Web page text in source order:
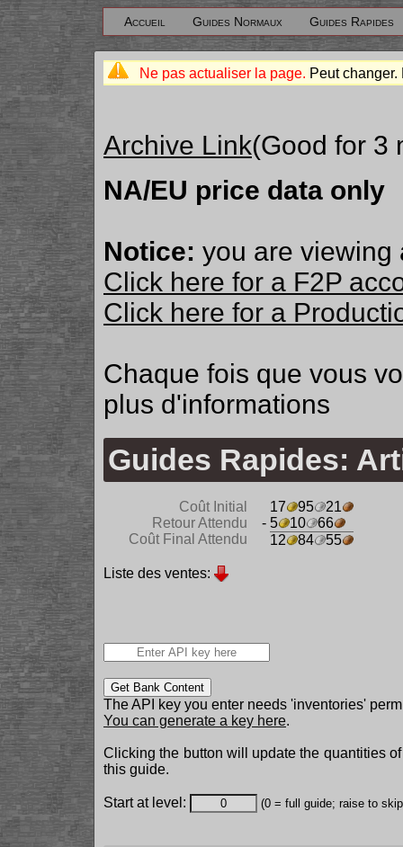
Accueil Guides Normaux Guides Rapides
Ne pas actualiser la page. Peut
Archive Link(Good for 3
NA/EU price data only
Notice: you are viewing
Click here for a F2P
Click here for a
Chaque fois que vous
plus d'informations
Guides Rapides:
Coût Initial 17 95
21
Retour Attendu
- 5 10
66
Coût Final Attendu
12 84 55
Liste des ventes:
Get Bank Content
The API key you enter needs 'inventories'
You can generate a key here.
Clicking the button will update the quantities
this guide.
Start at level: (0 = full guide; raise to